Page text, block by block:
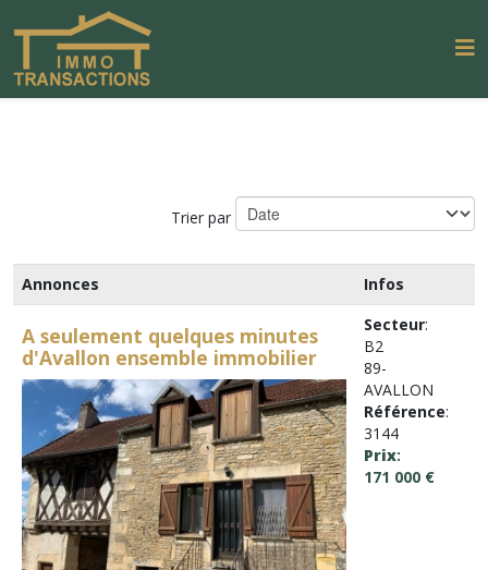
Trier par
Annonces Infos
A seulement quelques minutes
d'Avallon ensemble immobilier
Secteur:
B2
89-
AVALLON
Référence:
3144
Prix:
171 000 €